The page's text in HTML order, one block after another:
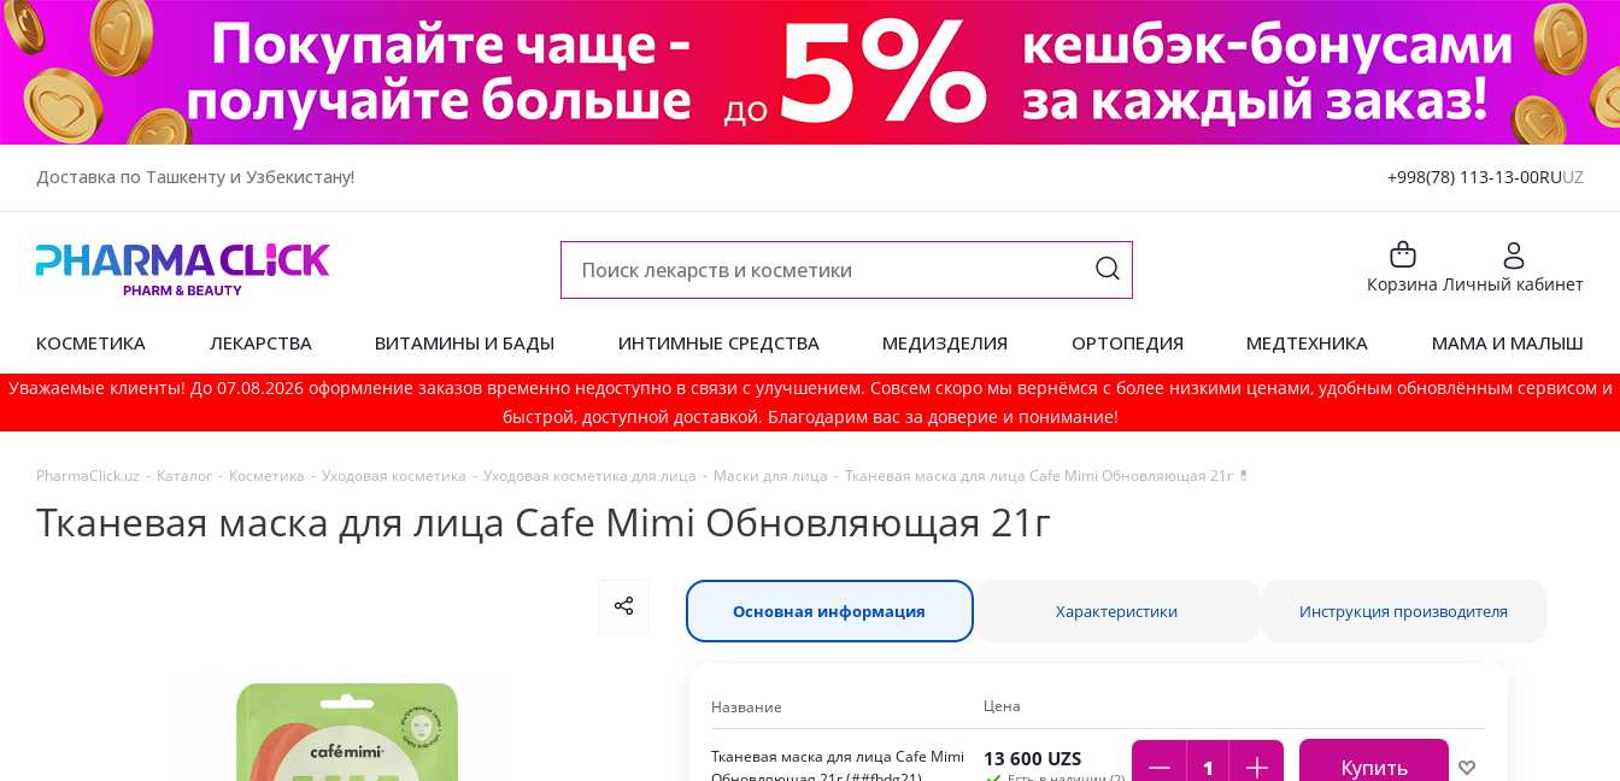
Доставка по Ташкенту и Узбекистану! +998(78) 113-13-00RUUZ
Корзина Личный кабинет
КОСМЕТИКА ЛЕКАРСТВА ВИТАМИНЫ И БАДЫ ИНТИМНЫЕ СРЕДСТВА МЕДИЗДЕЛИЯ ОРТОПЕДИЯ МЕДТЕХНИКА МАМА И МАЛЫШ
Уважаемые клиенты! До 07.08.2026 оформление заказов временно недоступно в связи с улучшением. Совсем скоро мы вернёмся с более низкими ценами, удобным обновлённым сервисом и
быстрой, доступной доставкой. Благодарим вас за доверие и понимание!
PharmaСlick.uz - Каталог - Косметика - Уходовая косметика - Уходовая косметика для лица - Маски для лица - Тканевая маска для лица Cafe Mimi Обновляющая 21г 💊
Тканевая маска для лица Cafe Mimi Обновляющая 21г
Основная информация Характеристики Инструкция производителя
Название Цена
Тканевая маска для лица Cafe Mimi
13 600 UZS Купить